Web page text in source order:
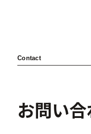
- 中途採用
ニュース / イベント
Contact
お問い合